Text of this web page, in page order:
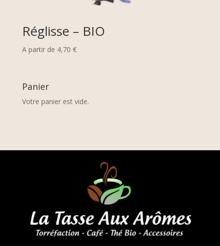
Réglisse – BIO
A partir de 4,70 €
Panier
Votre panier est vide.